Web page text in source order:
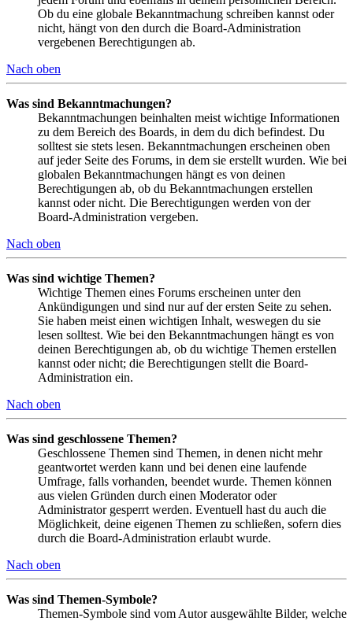
Ob du eine globale Bekanntmachung schreiben kannst oder
nicht, hängt von den durch die Board-Administration
vergebenen Berechtigungen ab.
Nach oben
Was sind Bekanntmachungen?
Bekanntmachungen beinhalten meist wichtige Informationen
zu dem Bereich des Boards, in dem du dich befindest. Du
solltest sie stets lesen. Bekanntmachungen erscheinen oben
auf jeder Seite des Forums, in dem sie erstellt wurden. Wie bei
globalen Bekanntmachungen hängt es von deinen
Berechtigungen ab, ob du Bekanntmachungen erstellen
kannst oder nicht. Die Berechtigungen werden von der
Board-Administration vergeben.
Nach oben
Was sind wichtige Themen?
Wichtige Themen eines Forums erscheinen unter den
Ankündigungen und sind nur auf der ersten Seite zu sehen.
Sie haben meist einen wichtigen Inhalt, weswegen du sie
lesen solltest. Wie bei den Bekanntmachungen hängt es von
deinen Berechtigungen ab, ob du wichtige Themen erstellen
kannst oder nicht; die Berechtigungen stellt die Board-
Administration ein.
Nach oben
Was sind geschlossene Themen?
Geschlossene Themen sind Themen, in denen nicht mehr
geantwortet werden kann und bei denen eine laufende
Umfrage, falls vorhanden, beendet wurde. Themen können
aus vielen Gründen durch einen Moderator oder
Administrator gesperrt werden. Eventuell hast du auch die
Möglichkeit, deine eigenen Themen zu schließen, sofern dies
durch die Board-Administration erlaubt wurde.
Nach oben
Was sind Themen-Symbole?
Themen-Symbole sind vom Autor ausgewählte Bilder, welche